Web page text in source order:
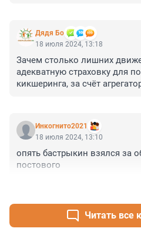
Дядя Бо
18 июля 2024, 13:18
Зачем столько лишних
адекватную страховку для
кикшеринга, за счёт
Инкогнито2021
18 июля 2024, 13:10
опять бастрыкин взялся за
постового
Читать все